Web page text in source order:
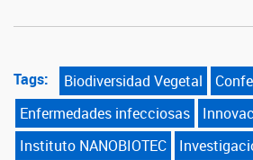
Tags: Biodiversidad Vegetal
Enfermedades infecciosas
Instituto NANOBIOTEC